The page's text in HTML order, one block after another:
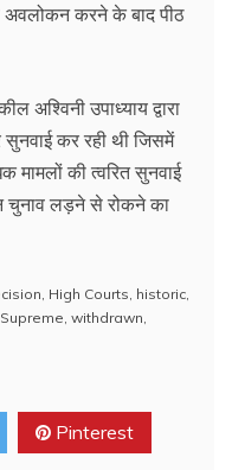
अवलोकन करने के बाद पीठ
अश्विनी उपाध्याय द्वारा
कर रही थी जिसमें
मामलों की त्वरित सुनवाई
चुनाव लड़ने से रोकने का
High Courts historic
Supreme withdrawn
Pinterest